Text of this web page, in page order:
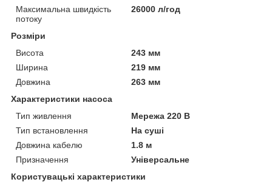
Максимальна швидкість
потоку
26000 л/год
Розміри
Висота
243 мм
Ширина
219 мм
Довжина
263 мм
Характеристики насоса
Тип живлення
Мережа 220 В
Тип встановлення
На суші
Довжина кабелю
1.8 м
Призначення
Універсальне
Користувацькі характеристики